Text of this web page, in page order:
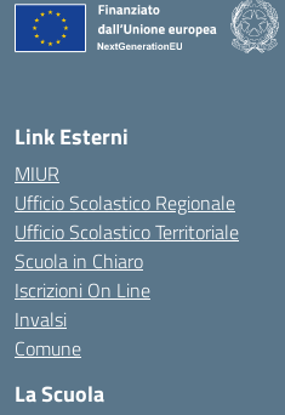
Link Esterni
MIUR
Ufficio Scolastico Regionale
Ufficio Scolastico Territoriale
Scuola in Chiaro
Iscrizioni On Line
Invalsi
Comune
La Scuola